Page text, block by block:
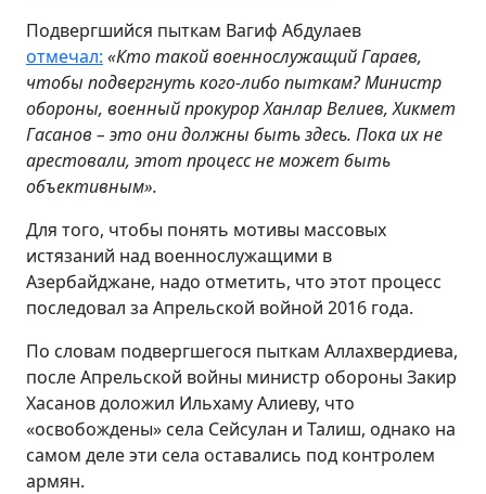
Подвергшийся пыткам Вагиф Абдулаев
отмечал: «Кто такой военнослужащий Гараев,
чтобы подвергнуть кого-либо пыткам? Министр
обороны, военный прокурор Ханлар Велиев, Хикмет
Гасанов – это они должны быть здесь. Пока их не
арестовали, этот процесс не может быть
объективным».
Для того, чтобы понять мотивы массовых
истязаний над военнослужащими в
Азербайджане, надо отметить, что этот процесс
последовал за Апрельской войной 2016 года.
По словам подвергшегося пыткам Аллахвердиева,
после Апрельской войны министр обороны Закир
Хасанов доложил Ильхаму Алиеву, что
«освобождены» села Сейсулан и Талиш, однако на
самом деле эти села оставались под контролем
армян.